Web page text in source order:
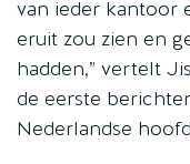
van ieder kantoor
eruit zou zien en
hadden,” vertelt
de eerste
Nederlandse